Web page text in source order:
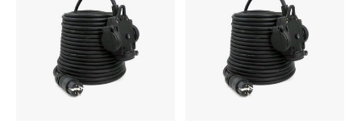
CEE Aansluitkabels 63A 400V
CEE Verlengkabels 16A 230V